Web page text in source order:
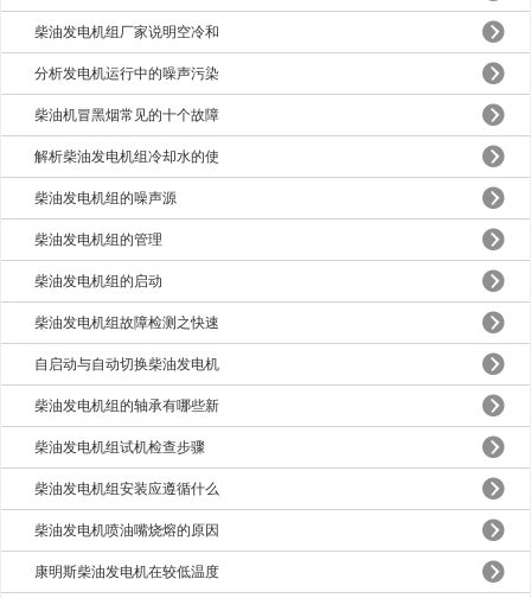
柴油发电机组厂家说明空冷和
分析发电机运行中的噪声污染
柴油机冒黑烟常见的十个故障
解析柴油发电机组冷却水的使
柴油发电机组的噪声源
柴油发电机组的管理
柴油发电机组的启动
柴油发电机组故障检测之快速
自启动与自动切换柴油发电机
柴油发电机组的轴承有哪些新
柴油发电机组试机检查步骤
柴油发电机组安装应遵循什么
柴油发电机喷油嘴烧熔的原因
康明斯柴油发电机在较低温度